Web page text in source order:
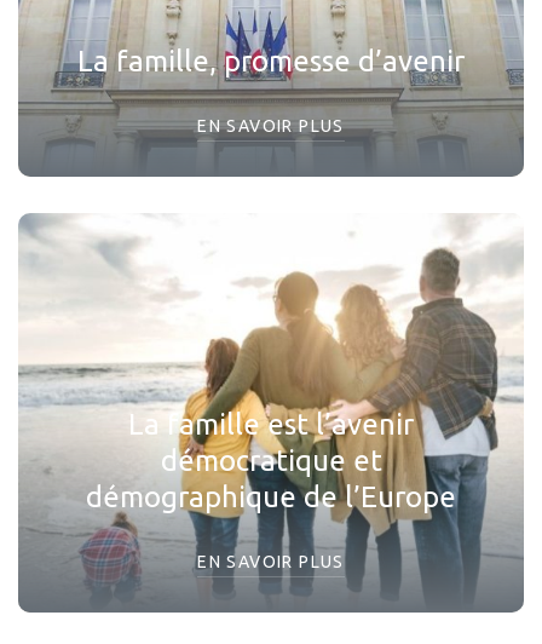
La famille, promesse d’avenir
EN SAVOIR PLUS
La famille est l’avenir
démocratique et
démographique de l’Europe
EN SAVOIR PLUS